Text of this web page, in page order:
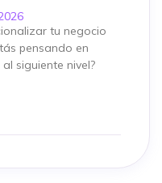
tu negocio
pensando en
siguiente nivel?